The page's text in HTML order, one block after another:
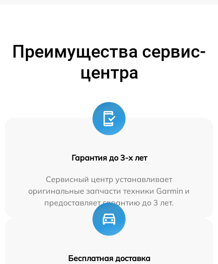
Преимущества сервис-
центра
Гарантия до 3-х лет
Сервисный центр устанавливает
оригинальные запчасти техники Garmin и
предоставляет гарантию до 3 лет.
Бесплатная доставка